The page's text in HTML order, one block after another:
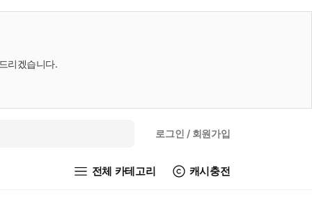
리겠습니다.
로그인 / 회원가입
전체 카테고리 캐시충전